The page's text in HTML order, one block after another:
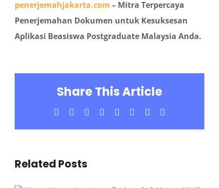
penerjemahjakarta.com – Mitra Terpercaya
Penerjemahan Dokumen untuk Kesuksesan
Aplikasi Beasiswa Postgraduate Malaysia Anda.
Share This Article
Facebook LinkedInWhatsApp
TumblrPinterest
Related Posts